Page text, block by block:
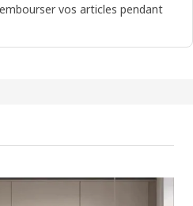
vos articles pendant
d’une armoire basse
blanc/Havstorp beige, 80x37